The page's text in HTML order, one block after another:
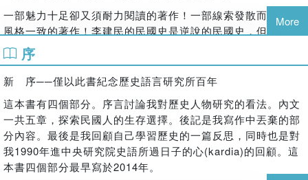
一部魅力十足卻又須耐力閱讀的著作！ 一部線索發散而又彰顯
風格一致的著作！李建民的民國史是逆說的民國史，但他的逆
說還不是另類的意思，而是「逆之以成仙成佛」的那種「逆」
義。此書是史學著作，也是帶點自我叩問的宗教學著作。「王
國維」是此書的公案，作者藉著王國維之痛苦、之無奈、之死
楊儒賓（中央研究院院士）
《民國的痛苦》作者最新力作。在黨史與中國近現代史之間，
幾分民國晚照。作者反思，革命史及現代史的各種寫法。革命
的激情史與現代的進步史之間，李建民叩問：什麼是權力之人
More
序
新 序──僅以此書紀念歷史語言研究所百年
這本書有四個部分。序言討論我對歷史人物研究的看法。內文
一共五章，探索民國人的生存選擇。後記是我寫作中丟棄的部
分內容。最後是我回顧自己學習歷史的一篇反思，同時也是對
我1990年進中央研究院史語所過日子的心(kardia)的回顧。這
本書四個部分最早寫於2014年。